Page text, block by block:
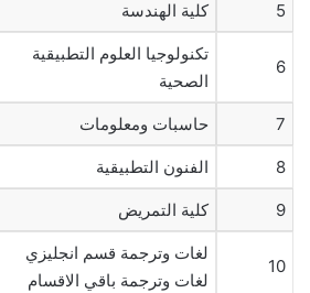
5 كلية الهندسة
6
تكنولوجيا العلوم التطبيقية
الصحية
7 حاسبات ومعلومات
8 الفنون التطبيقية
9 كلية التمريض
10
لغات وترجمة قسم انجليزي
لغات وترجمة باقي الاقسام